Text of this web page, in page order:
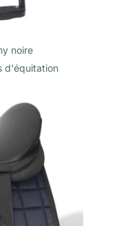
noire
d'équitation